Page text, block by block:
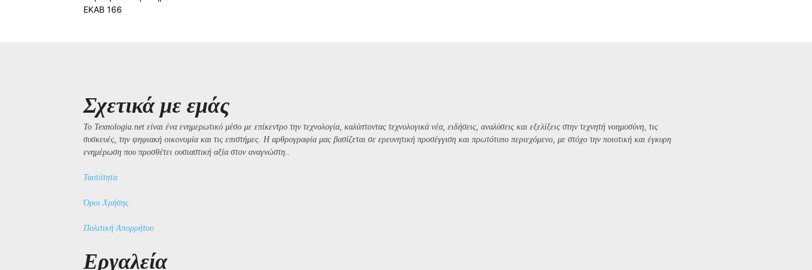
ΕΚΑΒ 166
Σχετικά με εμάς
Το Texnologia.net είναι ένα ενημερωτικό μέσο με επίκεντρο την τεχνολογία, καλύπτοντας τεχνολογικά νέα, ειδήσεις, αναλύσεις και εξελίξεις στην τεχνητή νοημοσύνη, τις
συσκευές, την ψηφιακή οικονομία και τις επιστήμες. Η αρθρογραφία μας βασίζεται σε ερευνητική προσέγγιση και πρωτότυπο περιεχόμενο, με στόχο την ποιοτική και έγκυρη
ενημέρωση που προσθέτει ουσιαστική αξία στον αναγνώστη..
Ταυτότητα
Όροι Χρήσης
Πολιτική Απορρήτου
Εργαλεία